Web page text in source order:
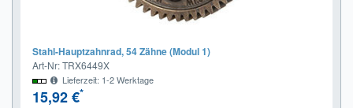
Stahl-Hauptzahnrad, 54 Zähne (Modul 1)
Art-Nr: TRX6449X
Lieferzeit: 1-2 Werktage
15,92 €*